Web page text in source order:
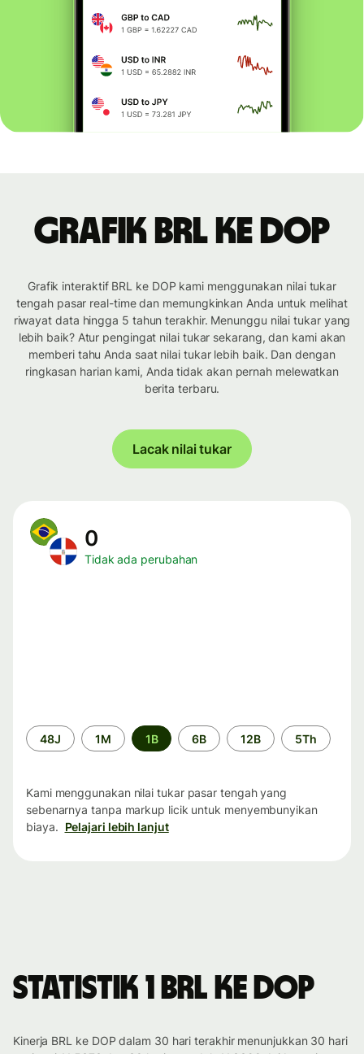
Grafik BRL ke DOP
Grafik interaktif BRL ke DOP kami menggunakan nilai tukar
tengah pasar real-time dan memungkinkan Anda untuk melihat
riwayat data hingga 5 tahun terakhir. Menunggu nilai tukar yang
lebih baik? Atur pengingat nilai tukar sekarang, dan kami akan
memberi tahu Anda saat nilai tukar lebih baik. Dan dengan
ringkasan harian kami, Anda tidak akan pernah melewatkan
berita terbaru.
Lacak nilai tukar
0
Tidak ada perubahan
Periode
waktu
48J 1M 1B 6B 12B 5Th
Kami menggunakan nilai tukar pasar tengah yang
sebenarnya tanpa markup licik untuk menyembunyikan
biaya. Pelajari lebih lanjut
Statistik 1 BRL ke DOP
Kinerja BRL ke DOP dalam 30 hari terakhir menunjukkan 30 hari